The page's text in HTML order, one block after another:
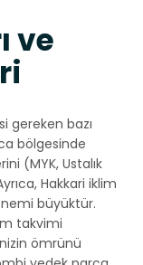
ve
gereken bazı
bölgesinde
(MYK, Ustalık
Hakkari iklim
büyüktür.
takvimi
ömrünü